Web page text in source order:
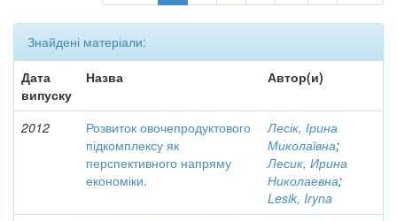
Знайдені матеріали:
Дата
випуску
Назва Автор(и)
2012
Розвиток овочепродуктового
підкомплексу як
перспективного напряму
економіки.
Лесік, Ірина
Миколаївна;
Лесик, Ирина
Николаевна;
Lesik, Iryna